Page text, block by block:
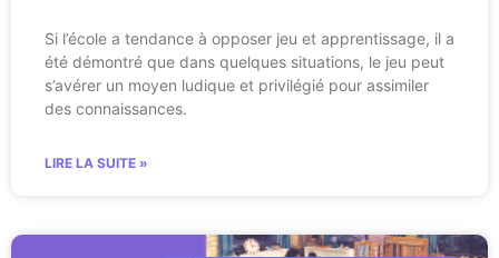
Si l’école a tendance à opposer jeu et apprentissage, il a
été démontré que dans quelques situations, le jeu peut
s’avérer un moyen ludique et privilégié pour assimiler
des connaissances.
LIRE LA SUITE »